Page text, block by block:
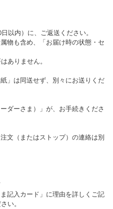
以内）に、ご返送ください。
物も含め、「お届け時の状態・セ
ありません。
」は同送せず、別々にお送りくだ
ダーさま）」が、お手続きくださ
文（またはストップ）の連絡は別
記入カード」に理由を詳しくご記
い。